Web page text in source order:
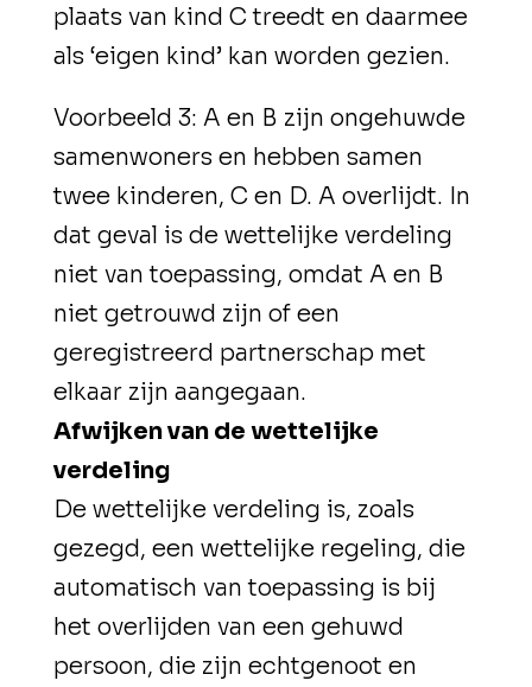
plaats van kind C treedt en daarmee
als ‘eigen kind’ kan worden gezien.
Voorbeeld 3: A en B zijn ongehuwde
samenwoners en hebben samen
twee kinderen, C en D. A overlijdt. In
dat geval is de wettelijke verdeling
niet van toepassing, omdat A en B
niet getrouwd zijn of een
geregistreerd partnerschap met
elkaar zijn aangegaan.
Afwijken van de wettelijke
verdeling
De wettelijke verdeling is, zoals
gezegd, een wettelijke regeling, die
automatisch van toepassing is bij
het overlijden van een gehuwd
persoon, die zijn echtgenoot en